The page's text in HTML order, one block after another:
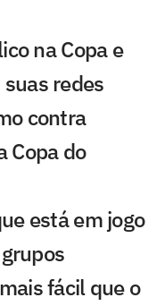
na Copa e
redes
contra
Copa do
está em jogo
fácil que o